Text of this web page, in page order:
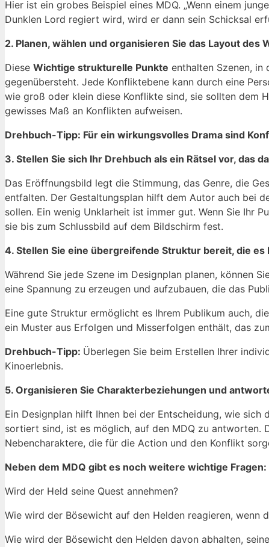
Hier ist ein grobes Beispiel eines MDQ. „Wenn einem
Dunklen Lord regiert wird, wird er dann sein Schicksal
2. Planen, wählen und organisieren Sie das Layout des
Diese Wichtige strukturelle Punkte enthalten Szenen, in
gegenübersteht. Jede Konfliktebene kann durch eine
wie groß oder klein diese Konflikte sind, sie sollten dem
gewisses Maß an Konflikten aufweisen.
Drehbuch-Tipp: Für ein wirkungsvolles Drama sind
3. Stellen Sie sich Ihr Drehbuch als ein Rätsel vor, das
Das Eröffnungsbild legt die Stimmung, das Genre, die
entfalten. Der Gestaltungsplan hilft dem Autor auch bei
sollen. Ein wenig Unklarheit ist immer gut. Wenn Sie Ihr
sie bis zum Schlussbild auf dem Bildschirm fest.
4. Stellen Sie eine übergreifende Struktur bereit, die
Während Sie jede Szene im Designplan planen, können
eine Spannung zu erzeugen und aufzubauen, die das
Eine gute Struktur ermöglicht es Ihrem Publikum auch,
ein Muster aus Erfolgen und Misserfolgen enthält, das
Drehbuch-Tipp: Überlegen Sie beim Erstellen Ihrer
Kinoerlebnis.
5. Organisieren Sie Charakterbeziehungen und
Ein Designplan hilft Ihnen bei der Entscheidung, wie sich
sortiert sind, ist es möglich, auf den MDQ zu antworten.
Nebencharaktere, die für die Action und den Konflikt
Neben dem MDQ gibt es noch weitere wichtige Fragen:
Wird der Held seine Quest annehmen?
Wie wird der Bösewicht auf den Helden reagieren, wenn
Wie wird der Bösewicht den Helden davon abhalten,